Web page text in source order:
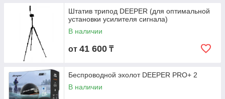
Штатив трипод DEEPER (для оптимальной
установки усилителя сигнала)
В наличии
от 41 600 ₸
Беспроводной эхолот DEEPER PRO+ 2
В наличии